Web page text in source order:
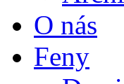
O nás
Feny